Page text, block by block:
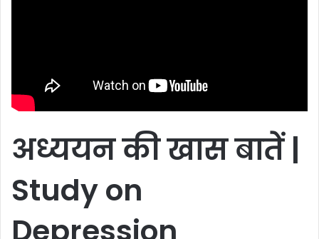
अध्ययनकीखासबातें|
Study on
Depression